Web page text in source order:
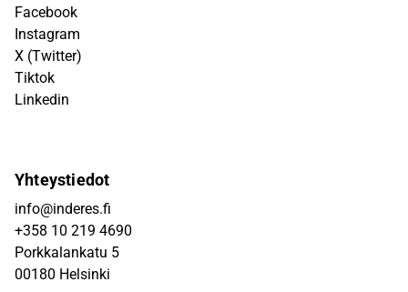
Facebook
Instagram
X (Twitter)
Tiktok
Linkedin
Yhteystiedot
info@inderes.fi
+358 10 219 4690
Porkkalankatu 5
00180 Helsinki